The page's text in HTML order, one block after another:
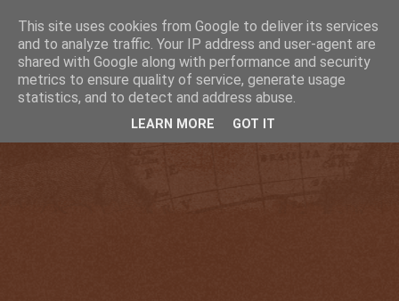
This site uses cookies from Google to deliver its services
and to analyze traffic. Your IP address and user-agent are
shared with Google along with performance and security
metrics to ensure quality of service, generate usage
statistics, and to detect and address abuse.
LEARN MORE GOT IT